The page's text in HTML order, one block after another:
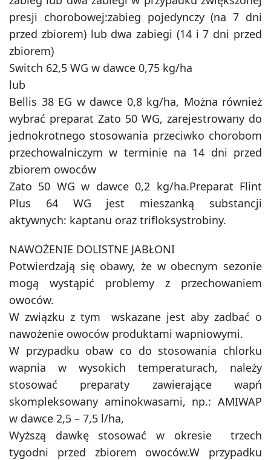
presji chorobowej:zabieg pojedynczy (na 7 dni
przed zbiorem) lub dwa zabiegi (14 i 7 dni przed
zbiorem)
Switch 62,5 WG w dawce 0,75 kg/ha
lub
Bellis 38 EG w dawce 0,8 kg/ha, Można również
wybrać preparat Zato 50 WG, zarejestrowany do
jednokrotnego stosowania przeciwko chorobom
przechowalniczym w terminie na 14 dni przed
zbiorem owoców
Zato 50 WG w dawce 0,2 kg/ha.Preparat Flint
Plus 64 WG jest mieszanką substancji
aktywnych: kaptanu oraz trifloksystrobiny.
NAWOŻENIE DOLISTNE JABŁONI
Potwierdzają się obawy, że w obecnym sezonie
mogą wystąpić problemy z przechowaniem
owoców.
W związku z tym wskazane jest aby zadbać o
nawożenie owoców produktami wapniowymi.
W przypadku obaw co do stosowania chlorku
wapnia w wysokich temperaturach, należy
stosować preparaty zawierające wapń
skompleksowany aminokwasami, np.: AMIWAP
w dawce 2,5 – 7,5 l/ha,
Wyższą dawkę stosować w okresie trzech
tygodni przed zbiorem owoców.W przypadku